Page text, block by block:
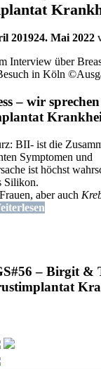
201924. Mai 2022
in Köln
– wir
BII- ist die
Symptomen und
ist höchst
Silikon.
aber auch
– Birgit &